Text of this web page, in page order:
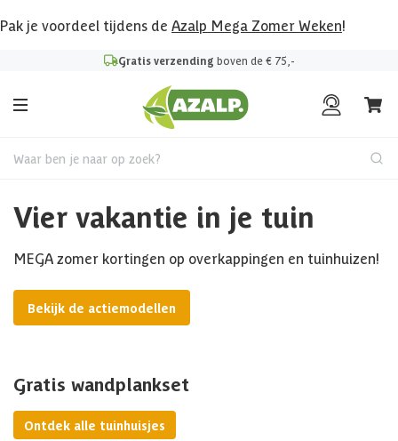
Pak je voordeel tijdens de Azalp Mega Zomer Weken!
Gratis verzending boven de € 75,-
Waar ben je naar op zoek?
Vier vakantie in je tuin
MEGA zomer kortingen op overkappingen en tuinhuizen!
Bekijk de actiemodellen
Gratis wandplankset
Ontdek alle tuinhuisjes